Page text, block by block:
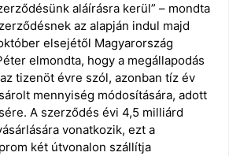
aláírásra kerül” – mondta
az alapján indul majd
elsejétől Magyarország
elmondta, hogy a megállapodás
tizenöt évre szól, azonban tíz év
mennyiség módosítására, adott
A szerződés évi 4,5 milliárd
vonatkozik, ezt a
két útvonalon szállítja